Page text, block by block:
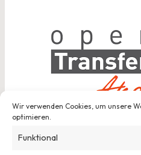
Wir verwenden Cookies, um unsere
optimieren.
Funktional